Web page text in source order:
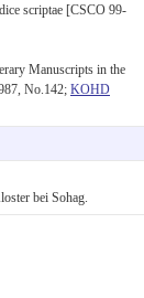
scriptae [CSCO 99-
Manuscripts in the
No.142; KOHD
bei Sohag.